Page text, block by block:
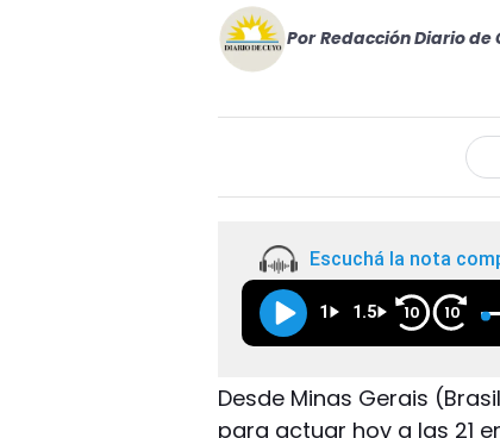
Por Redacción Diario de
Escuchá la nota
1 1.5 10 10
Desde Minas Gerais
para actuar hoy a las 21